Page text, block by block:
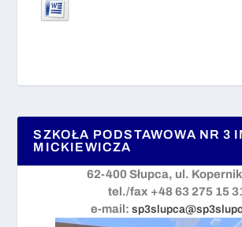
SZKOŁA PODSTAWOWA NR 3
MICKIEWICZA
62-400 Słupca, ul.
tel./fax +48 63 275 15
e-mail: